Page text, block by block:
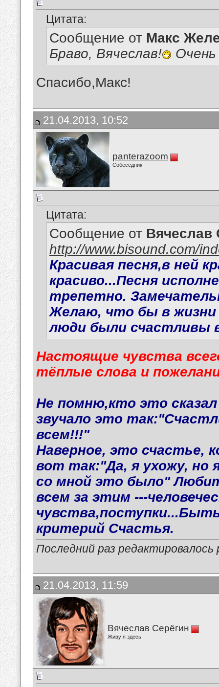
Цитата:
Сообщение от Макс
Браво, Вячеслав!
Очень
Спасибо,Макс!
21.04.2013, 10:52
panterazoom
Собеседник
Цитата:
Сообщение от Вячеслав
http://www.bisound.com/
Красивая песня,в ней
красиво...Песня
трепетно.
Желаю, что бы в
люди были счастливы
Настоящие чувства
тёплые слова и
Не помню,кто это
звучало это
всем!!!"
Наверное, это счастье,
вот так:"Да, я ухожу,
со мной это было"
всем за этим ---
критерий Счастья.
Последний раз
21.04.2013, 11:59
Вячеслав Серёгин
Живу я здесь